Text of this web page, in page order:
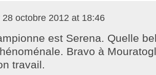
28 octobre 2012 at 18:46
est Serena. Quelle
Bravo à
travail.